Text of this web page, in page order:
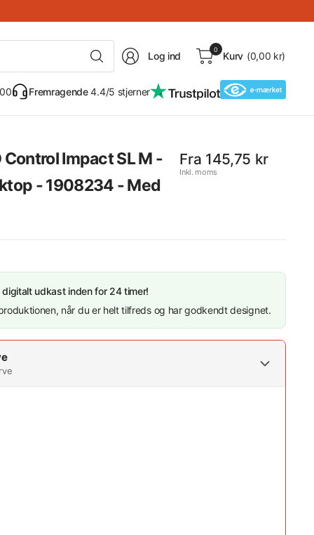
Søg
alt
Log ind
0
Kurv (0,00 kr)
Fremragende4.4/5 stjerner
op til 45%
Control Impact SL M -
- 1908234 - Med
Fra 145,75 kr
Inkl. moms
digitalt udkast inden for 24 timer!
når du er helt tilfreds og har godkendt designet.